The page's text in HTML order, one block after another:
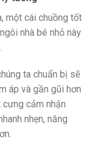
một cái chuồng tốt
nhà bé nhỏ này
ta chuẩn bị sẽ
áp và gần gũi hơn
cảm nhận
nhẹn, năng